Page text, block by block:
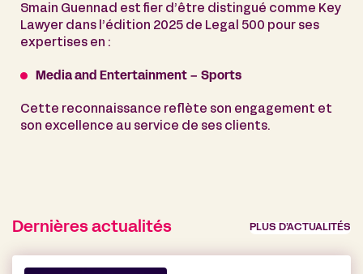
Smain Guennad est fier d’être distingué comme Key
Lawyer dans l’édition 2025 de Legal 500 pour ses
expertises en :
Media and Entertainment – Sports
Cette reconnaissance reflète son engagement et
son excellence au service de ses clients.
Dernières actualités PLUS D’ACTUALITÉS